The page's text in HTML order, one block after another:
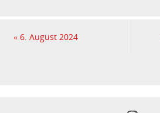
«6. August 2024